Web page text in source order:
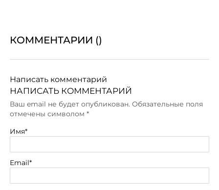
КОММЕНТАРИИ ()
Написать комментарий
НАПИСАТЬ КОММЕНТАРИЙ
Ваш email не будет опубликован. Обязательные поля
отмечены символом *
Имя*
Email*